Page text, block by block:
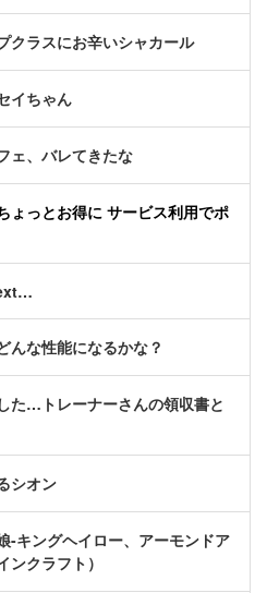
クラスにお辛いシャカール
イちゃん
ェ、バレてきたな
ょっとお得に サービス利用でポ
んな性能になるかな？
た…トレーナーさんの領収書と
シオン
-キングヘイロー、アーモンドア
クラフト）